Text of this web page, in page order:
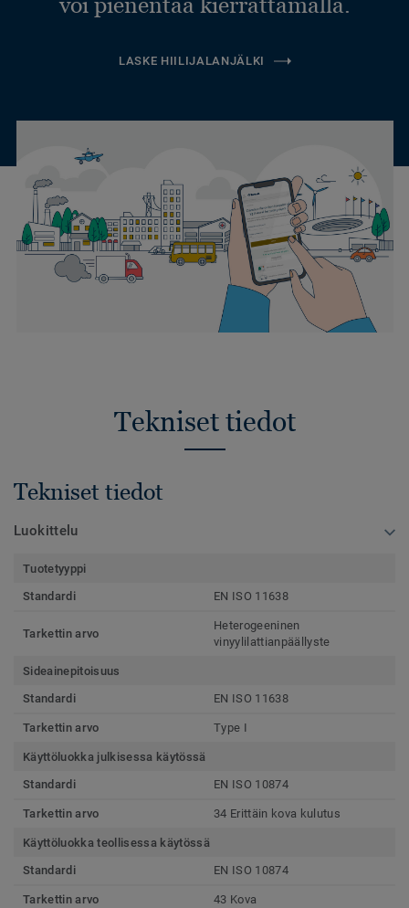
LASKE HIILIJALANJÄLKI
Tekniset tiedot
Tekniset tiedot
Luokittelu
Tuotetyyppi
Standardi
EN ISO 11638
Tarkettin arvo
Heterogeeninen
vinyylilattianpäällyste
Sideainepitoisuus
Standardi
EN ISO 11638
Tarkettin arvo Type I
Käyttöluokka julkisessa käytössä
Standardi
EN ISO 10874
Tarkettin arvo 34 Erittäin kova kulutus
Käyttöluokka teollisessa käytössä
Standardi
EN ISO 10874
Tarkettin arvo 43 Kova